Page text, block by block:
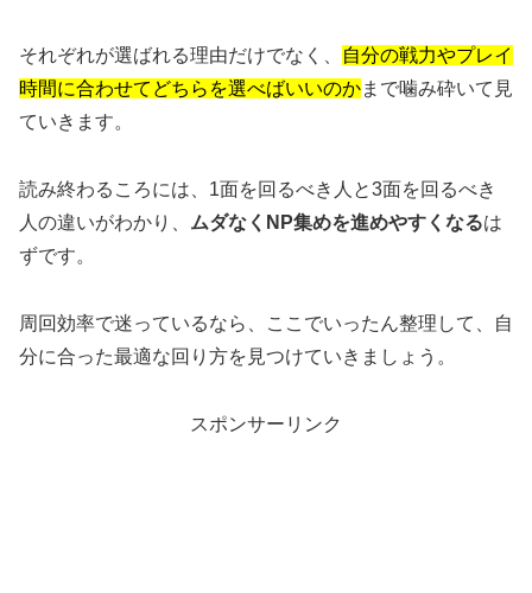
それぞれが選ばれる理由だけでなく、
自分の戦力やプレイ
時間に合わせてどちらを選べばいいのかまで噛み砕いて見
ていきます。
読み終わるころには、1面を回るべき人と3面を回るべき
人の違いがわかり、 ムダなくNP集めを進めやすくなるは
ずです。
周回効率で迷っているなら、ここでいったん整理して、自
分に合った最適な回り方を見つけていきましょう。
スポンサーリンク